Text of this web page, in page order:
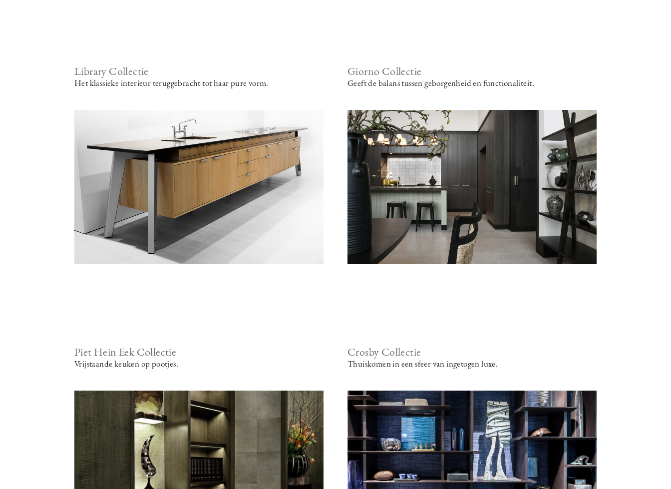
Library Collectie
Het klassieke interieur teruggebracht tot haar pure vorm.
Giorno Collectie
Geeft de balans tussen geborgenheid en functionaliteit.
Piet Hein Eek Collectie
Vrijstaande keuken op pootjes.
Image
Crosby Collectie
Thuiskomen in een sfeer van ingetogen luxe.
Image Image